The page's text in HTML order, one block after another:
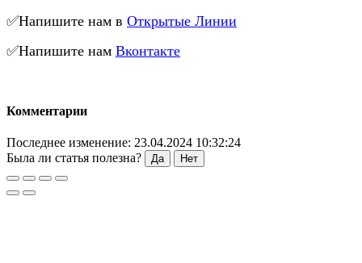
✅Напишите нам в Открытые Линии
✅Напишите нам Вконтакте
Комментарии
Последнее изменение: 23.04.2024 10:32:24
Была ли статья полезна?
Да Нет